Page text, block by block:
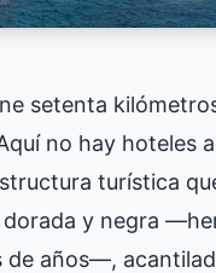
setenta
no hay hoteles
turística
y negra
de años—,